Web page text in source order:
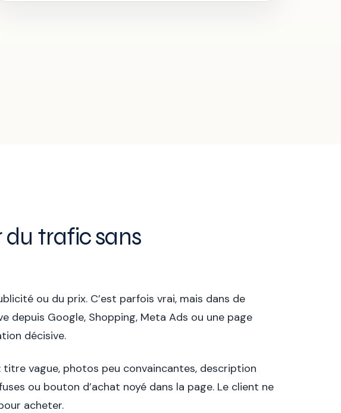
trafic sans
ou du prix. C’est parfois vrai, mais dans de
depuis Google, Shopping, Meta Ads ou une page
décisive.
vague, photos peu convaincantes, description
ou bouton d’achat noyé dans la page. Le client ne
acheter.